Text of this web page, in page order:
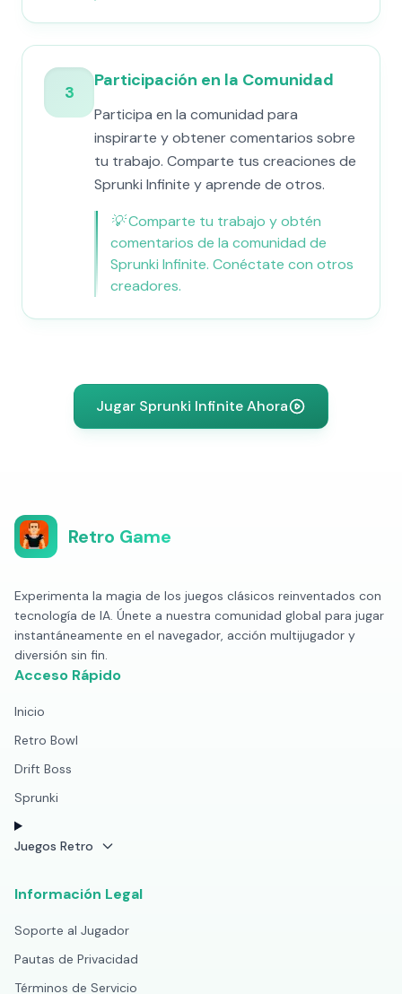
3
Participación en la Comunidad
Participa en la comunidad para
inspirarte y obtener comentarios sobre
tu trabajo. Comparte tus creaciones de
Sprunki Infinite y aprende de otros.
💡Comparte tu trabajo y obtén
comentarios de la comunidad de
Sprunki Infinite. Conéctate con otros
creadores.
Jugar Sprunki Infinite Ahora
Retro Game
Experimenta la magia de los juegos clásicos reinventados con
tecnología de IA. Únete a nuestra comunidad global para jugar
instantáneamente en el navegador, acción multijugador y
diversión sin fin.
Acceso Rápido
Inicio
Retro Bowl
Drift Boss
Sprunki
Juegos Retro
Información Legal
Soporte al Jugador
Pautas de Privacidad
Términos de Servicio